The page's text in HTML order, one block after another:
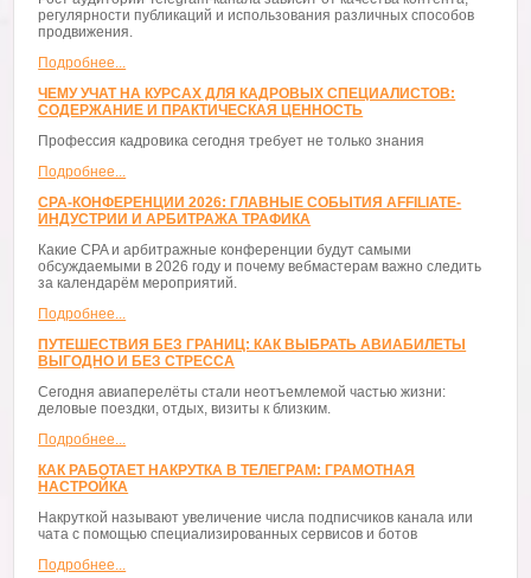
регулярности публикаций и использования различных способов
продвижения.
Подробнее...
ЧЕМУ УЧАТ НА КУРСАХ ДЛЯ КАДРОВЫХ СПЕЦИАЛИСТОВ:
СОДЕРЖАНИЕ И ПРАКТИЧЕСКАЯ ЦЕННОСТЬ
Профессия кадровика сегодня требует не только знания
Подробнее...
CPA-КОНФЕРЕНЦИИ 2026: ГЛАВНЫЕ СОБЫТИЯ AFFILIATE-
ИНДУСТРИИ И АРБИТРАЖА ТРАФИКА
Какие CPA и арбитражные конференции будут самыми
обсуждаемыми в 2026 году и почему вебмастерам важно следить
за календарём мероприятий.
Подробнее...
ПУТЕШЕСТВИЯ БЕЗ ГРАНИЦ: КАК ВЫБРАТЬ АВИАБИЛЕТЫ
ВЫГОДНО И БЕЗ СТРЕССА
Сегодня авиаперелёты стали неотъемлемой частью жизни:
деловые поездки, отдых, визиты к близким.
Подробнее...
КАК РАБОТАЕТ НАКРУТКА В ТЕЛЕГРАМ: ГРАМОТНАЯ
НАСТРОЙКА
Накруткой называют увеличение числа подписчиков канала или
чата с помощью специализированных сервисов и ботов
Подробнее...